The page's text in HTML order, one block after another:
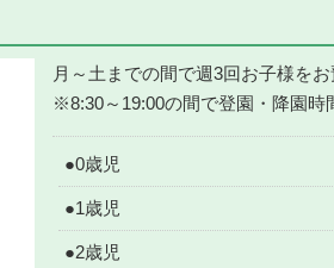
月～土までの間で週3回お子様をお
※8:30～19:00の間で登園・降園時
●0歳児
●1歳児
●2歳児